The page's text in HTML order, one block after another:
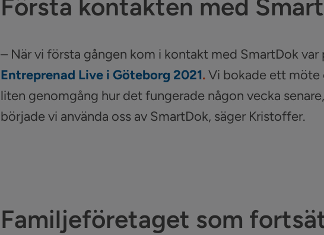
Första kontakten med
– När vi första gången kom i kontakt med SmartDok var
Entreprenad Live i Göteborg 2021.Vi bokade ett möte
liten genomgång hur det fungerade någon vecka
började vi använda oss av SmartDok, säger Kristoffer.
Familjeföretaget som